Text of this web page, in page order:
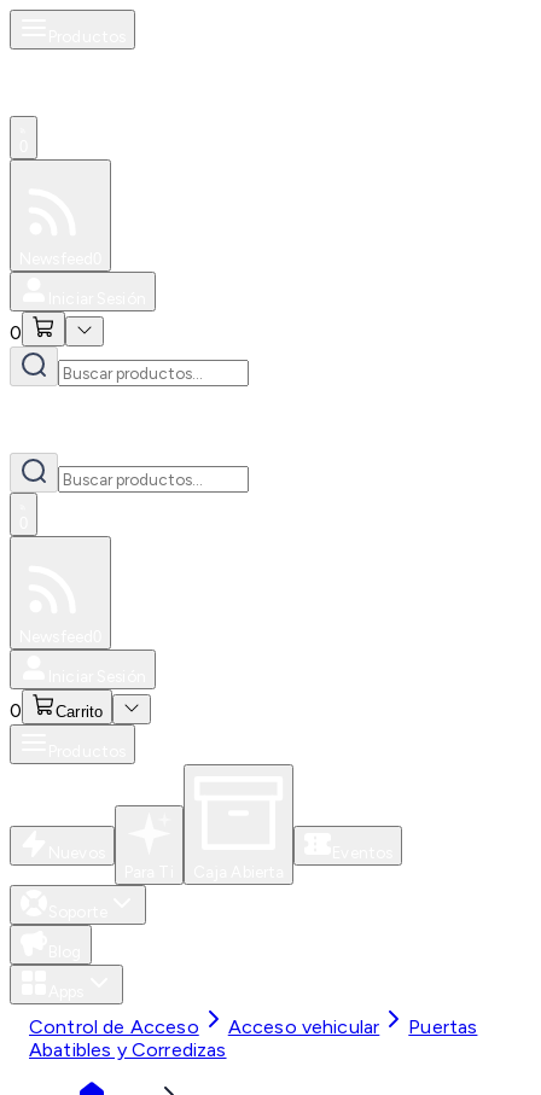
0
0 Carrito
Control de Acceso Acceso vehicular
Puertas
Abatibles y Corredizas